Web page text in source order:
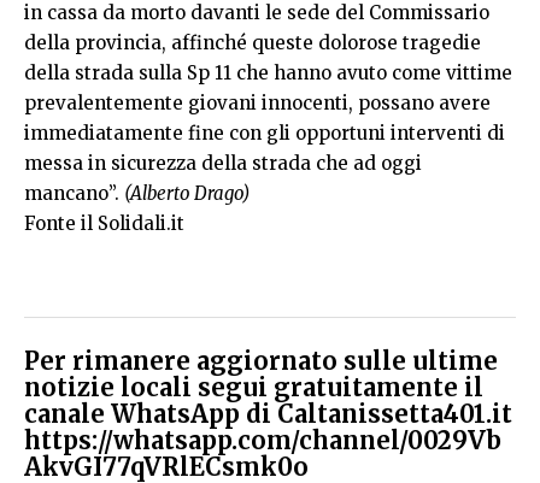
in cassa da morto davanti le sede del Commissario
della provincia, affinché queste dolorose tragedie
della strada sulla Sp 11 che hanno avuto come vittime
prevalentemente giovani innocenti, possano avere
immediatamente fine con gli opportuni interventi di
messa in sicurezza della strada che ad oggi
mancano”. (Alberto Drago)
Fonte il Solidali.it
Per rimanere aggiornato sulle ultime
notizie locali segui gratuitamente il
canale WhatsApp di Caltanissetta401.it
https://whatsapp.com/channel/0029Vb
AkvGI77qVRlECsmk0o